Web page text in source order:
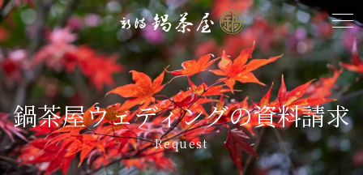
鍋茶屋ウェディングの資料請求
Request